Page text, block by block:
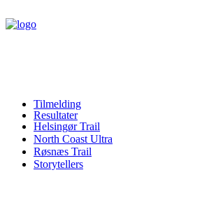
Tilmelding
Resultater
Helsingør Trail
North Coast Ultra
Røsnæs Trail
Storytellers